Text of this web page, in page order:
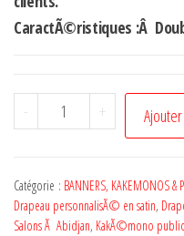
CaractÃ©ristiques :Â
- +
Catégorie : BANNERS, KAKEMONOS &
Drapeau personnalisÃ© en satin,
Salons Ã Abidjan, KakÃ©mono